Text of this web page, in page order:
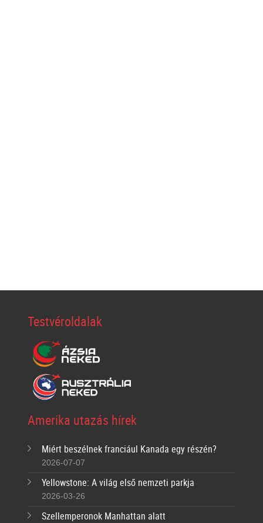
Testvéroldalak
Amerika utazás hírek
Miért beszélnek franciául Kanada egy részén?
2026-07-07
Yellowstone: A világ első nemzeti parkja
2026-03-26
Szellemperonok Manhattan alatt